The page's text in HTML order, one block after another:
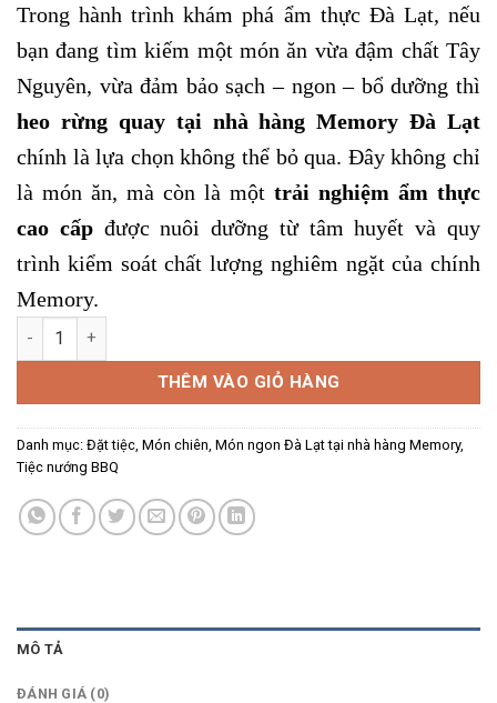
là:
450.000₫.
tại
là:
390.000₫.
Trong hành trình khám phá ẩm thực Đà Lạt, nếu
bạn đang tìm kiếm một món ăn vừa đậm chất Tây
Nguyên, vừa đảm bảo sạch – ngon – bổ dưỡng thì
heo rừng quay tại nhà hàng Memory Đà Lạt
chính là lựa chọn không thể bỏ qua. Đây không chỉ
là món ăn, mà còn là một trải nghiệm ẩm thực
cao cấpđược nuôi dưỡng từ tâm huyết và quy
trình kiểm soát chất lượng nghiêm ngặt của chính
Memory.
HEO RỪNG QUAY số lượng
THÊM VÀO GIỎ HÀNG
Danh mục: Đặt tiệc Món chiên Món ngon Đà Lạt tại nhà hàng Memory,
Tiệc nướng BBQ
MÔ TẢ
ĐÁNH GIÁ (0)